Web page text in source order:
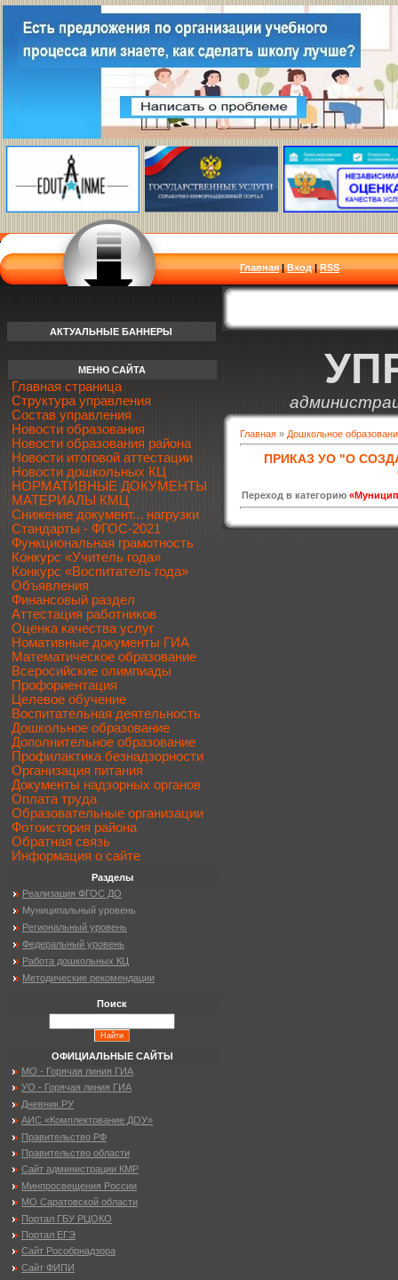
Главная |Вход|RSS
АКТУАЛЬНЫЕ БАННЕРЫ
Главная » Дошкольное
ПРИКАЗ УО "О
Переход в категорию
МЕНЮ САЙТА
Главная страница
Структура управления
Состав управления
Новости образования
Новости образования района
Новости итоговой аттестации
Новости дошкольных КЦ
НОРМАТИВНЫЕ ДОКУМЕНТЫ
МАТЕРИАЛЫ КМЦ
Снижение документ... нагрузки
Стандарты - ФГОС-2021
Функциональная грамотность
Конкурс «Учитель года»
Конкурс «Воспитатель года»
Объявления
Финансовый раздел
Аттестация работников
Оценка качества услуг
Номативные документы ГИА
Математическое образование
Всеросийские олимпиады
Профориентация
Целевое обучение
Воспитательная деятельность
Дошкольное образование
Дополнительное образование
Профилактика безнадзорности
Организация питания
Документы надзорных органов
Оплата труда
Образовательные организации
Фотоистория района
Обратная связь
Информация о сайте
Разделы
Реализация ФГОС ДО
Муниципальный уровень
Региональный уровень
Федеральный уровень
Работа дошкольных КЦ
Методические рекомендации
Поиск
ОФИЦИАЛЬНЫЕ САЙТЫ
МО - Горячая линия ГИА
УО - Горячая линия ГИА
Дневник.РУ
АИС «Комплектование ДОУ»
Правительство РФ
Правительство области
Сайт администрации КМР
Минпросвещения России
МО Саратовской области
Портал ГБУ РЦОКО
Портал ЕГЭ
Сайт Рособрнадзора
Сайт ФИПИ